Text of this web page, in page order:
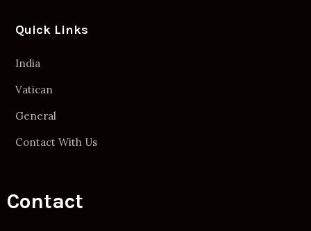
Quick Links
India
Vatican
General
Contact With Us
Contact